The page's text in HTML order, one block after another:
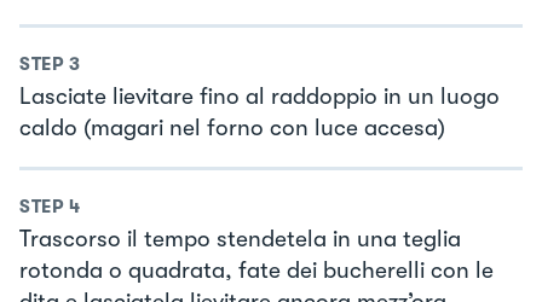
STEP 3
Lasciate lievitare fino al raddoppio in un luogo
caldo (magari nel forno con luce accesa)
STEP 4
Trascorso il tempo stendetela in una teglia
rotonda o quadrata, fate dei bucherelli con le